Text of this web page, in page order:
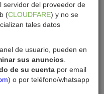
servidor del proveedor de
(CLOUDFARE) y no se
tales datos
de usuario, pueden en
sus anuncios
de su cuenta por email
) o por teléfono/whatsapp